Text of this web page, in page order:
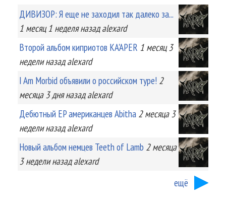
ДИВИЗОР: Я еще не заходил так далеко за...
1 месяц 1 неделяназад alexard
Второй альбом киприотов KA'APER 1 месяц 3
неделиназад alexard
I Am Morbid объявили о российском туре! 2
месяца 3 дняназад alexard
Дебютный EP американцев Abitha 2 месяца 3
неделиназад alexard
Новый альбом немцев Teeth of Lamb 2 месяца
3 неделиназад alexard
ещё